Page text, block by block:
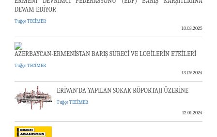
DEVAM EDİYOR
Tuğçe TECİMER
10.03.2025
AZERBAYCAN-ERMENİSTAN BARIŞ SÜRECİ VE LOBİLERİN ETKİLERİ
Tuğçe TECİMER
13.09.2024
ERİVAN’DA YAPILAN SOKAK RÖPORTAJI ÜZERİNE
Tuğçe TECİMER
12.01.2024